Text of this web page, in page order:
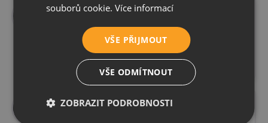
Kvalitny vyrobok a konecne velkost na
zbieranie na zahrade :)
paníček Vaclav W. 🐩 Matylda – 27. 5.
souborů cookie.Více informací
VŠE PŘIJMOUT
VŠE ODMÍTNOUT
ZOBRAZIT PODROBNOSTI